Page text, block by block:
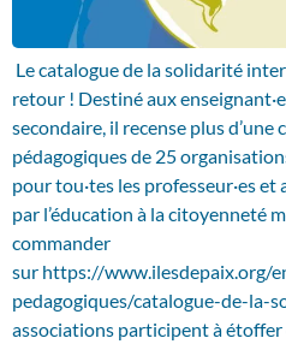
Le catalogue de la solidarité
retour ! Destiné aux
secondaire, il recense plus d’une
pédagogiques de 25
pour tou·tes les professeur·es et
par l’éducation à la citoyenneté
commander
sur https://www.ilesdepaix.org/
pedagogiques/catalogue-de-la-
associations participent à